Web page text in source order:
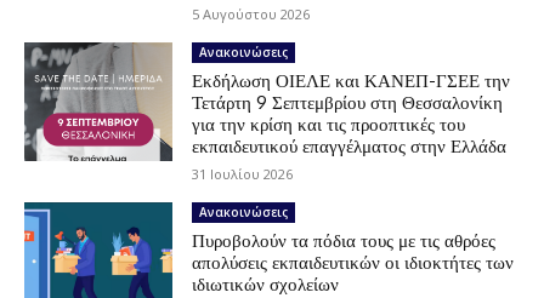
5 Αυγούστου 2026
Ανακοινώσεις
Εκδήλωση ΟΙΕΛΕ και ΚΑΝΕΠ-ΓΣΕΕ την
Τετάρτη 9 Σεπτεμβρίου στη Θεσσαλονίκη
για την κρίση και τις προοπτικές του
εκπαιδευτικού επαγγέλματος στην Ελλάδα
31 Ιουλίου 2026
Ανακοινώσεις
Πυροβολούν τα πόδια τους με τις αθρόες
απολύσεις εκπαιδευτικών οι ιδιοκτήτες των
ιδιωτικών σχολείων